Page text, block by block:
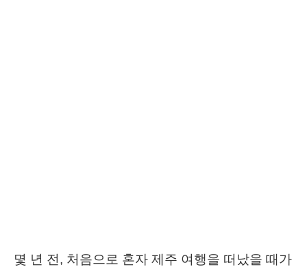
몇 년 전, 처음으로 혼자 제주 여행을 떠났을 때가